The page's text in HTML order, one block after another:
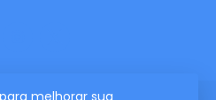
melhorar sua